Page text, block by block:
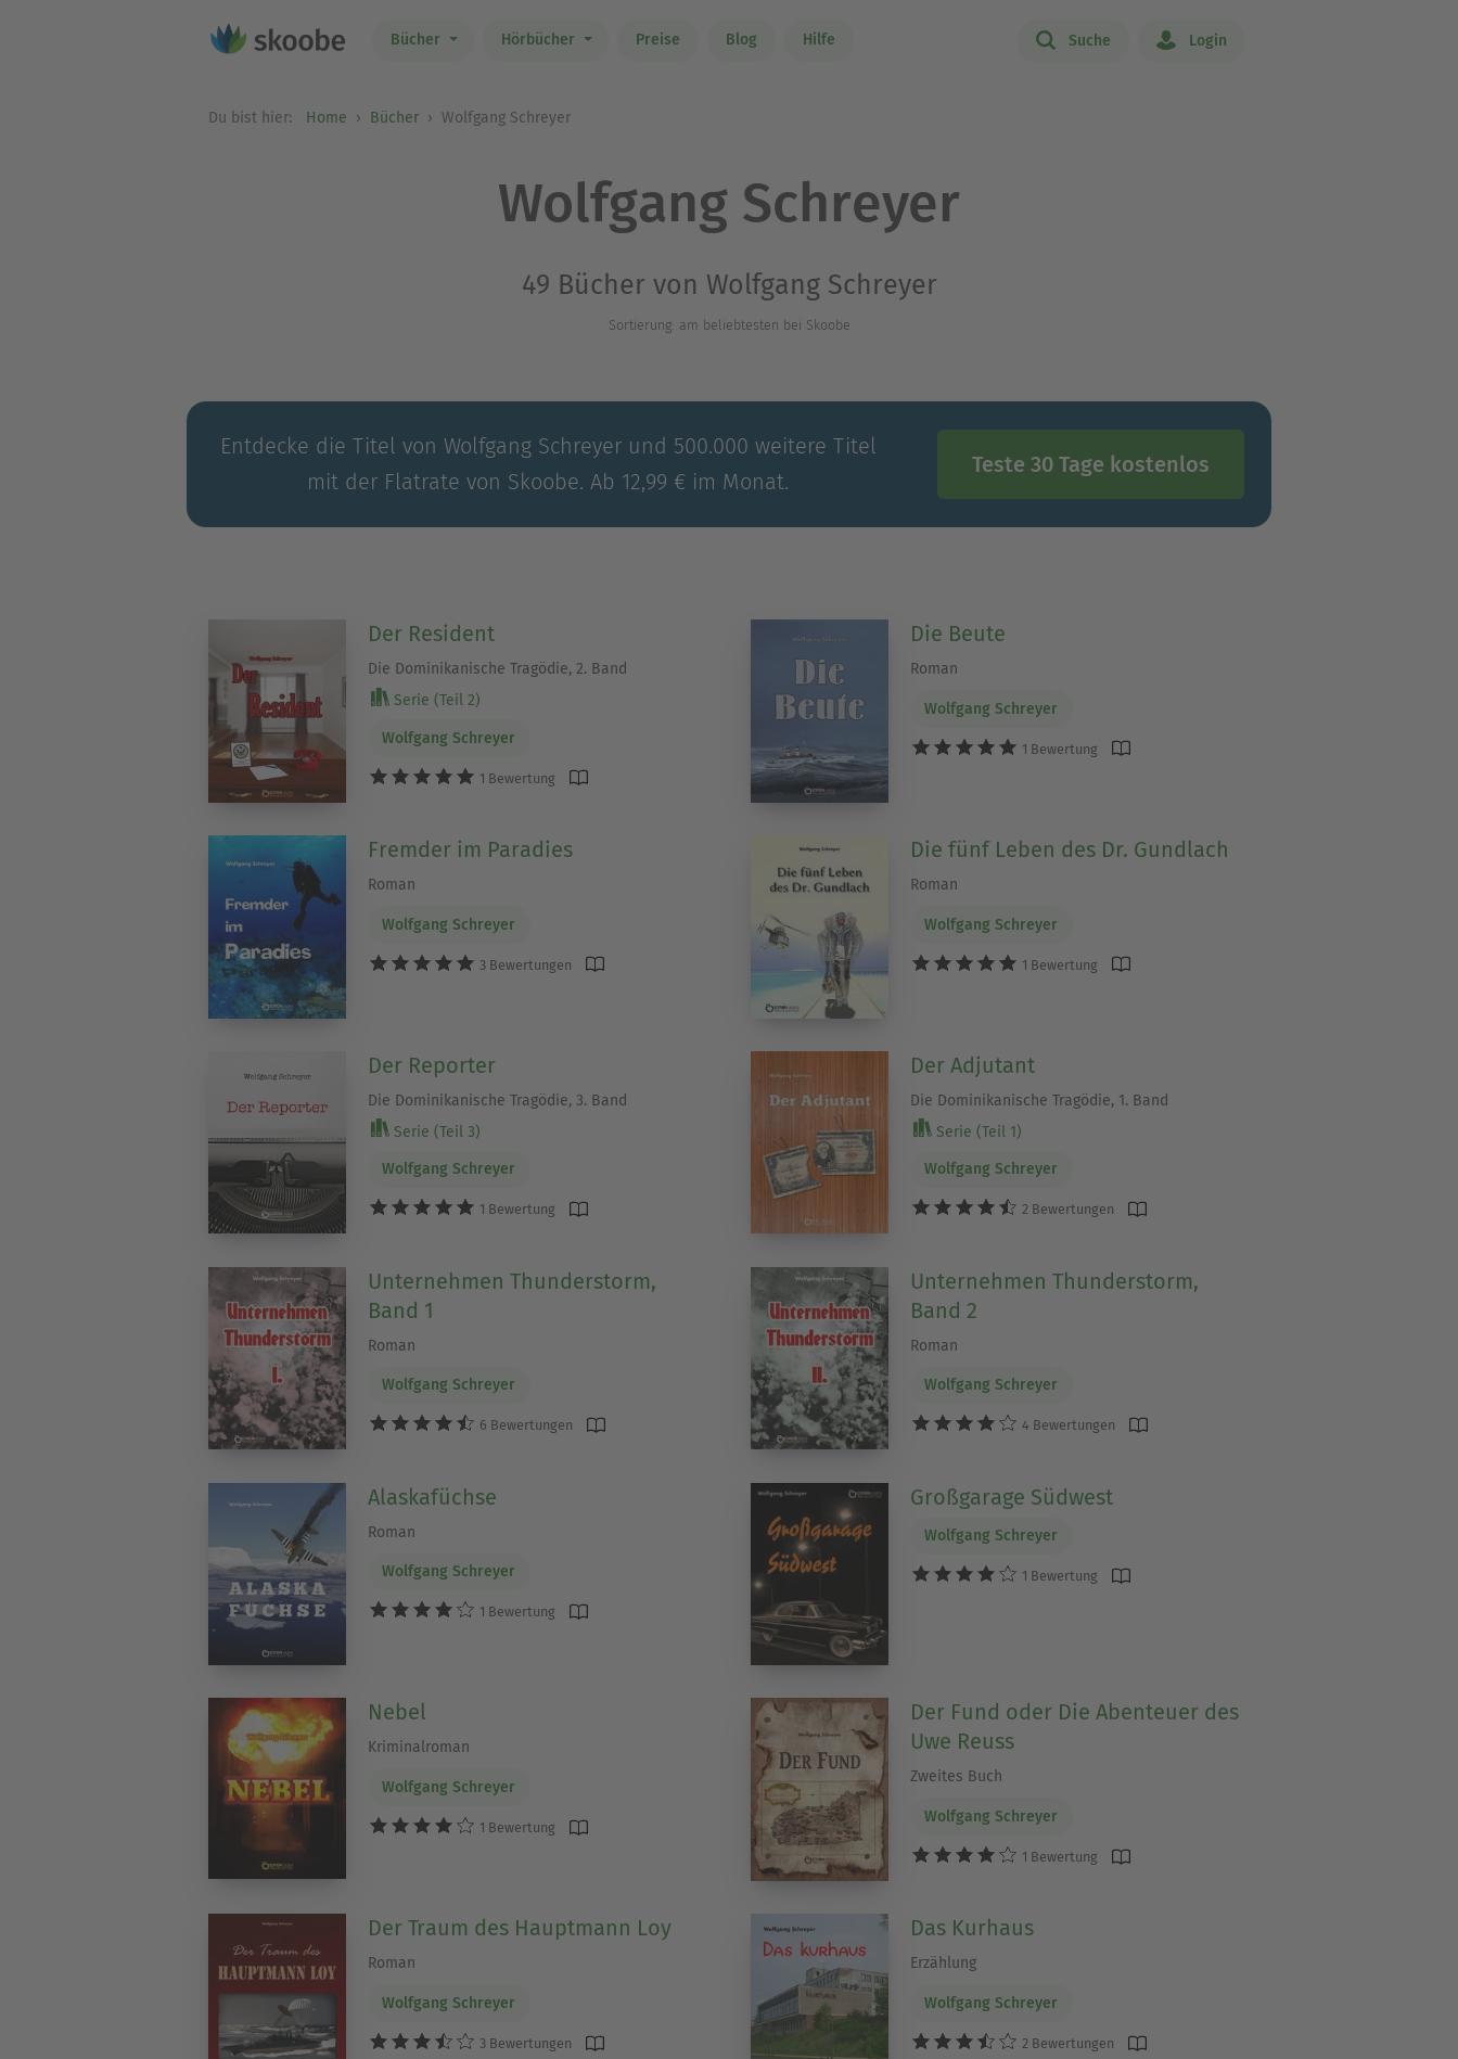
Bücher Hörbücher Preise Blog Hilfe Suche Login
Du bist hier: Home Bücher Wolfgang Schreyer
Wolfgang Schreyer
49 Bücher von Wolfgang Schreyer
Sortierung: am beliebtesten bei Skoobe
Entdecke die Titel von Wolfgang Schreyer und 500.000 weitere Titel
mit der Flatrate von Skoobe. Ab 12,99 € im Monat.
Teste 30 Tage kostenlos
Der Resident
Die Dominikanische Tragödie, 2. Band
Serie (Teil 2)
Wolfgang Schreyer
1 Bewertung
Die Beute
Roman
Wolfgang Schreyer
1 Bewertung
Fremder im Paradies
Roman
Wolfgang Schreyer
3 Bewertungen
Die fünf Leben des Dr. Gundlach
Roman
Wolfgang Schreyer
1 Bewertung
Der Reporter
Die Dominikanische Tragödie, 3. Band
Serie (Teil 3)
Wolfgang Schreyer
1 Bewertung
Der Adjutant
Die Dominikanische Tragödie, 1. Band
Serie (Teil 1)
Wolfgang Schreyer
2 Bewertungen
Unternehmen Thunderstorm,
Band 1
Roman
Wolfgang Schreyer
6 Bewertungen
Unternehmen Thunderstorm,
Band 2
Roman
Wolfgang Schreyer
4 Bewertungen
Alaskafüchse
Roman
Wolfgang Schreyer
1 Bewertung
Großgarage Südwest
Wolfgang Schreyer
1 Bewertung
Nebel
Kriminalroman
Wolfgang Schreyer
1 Bewertung
Der Fund oder Die Abenteuer des
Uwe Reuss
Zweites Buch
Wolfgang Schreyer
1 Bewertung
Der Traum des Hauptmann Loy
Roman
Wolfgang Schreyer
3 Bewertungen
Das Kurhaus
Erzählung
Wolfgang Schreyer
2 Bewertungen